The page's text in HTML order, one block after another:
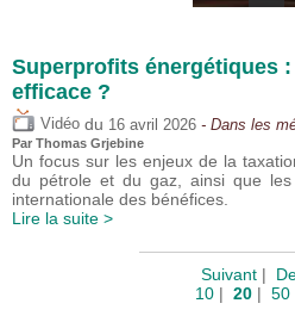
Superprofits énergétiques
efficace ?
Vidéo du 16 avril 2026 - Dans les
Par Thomas Grjebine
Un focus sur les enjeux de la
du pétrole et du gaz, ainsi que
internationale des bénéfices.
Lire la suite >
Suivant |
10 | 20 | 50